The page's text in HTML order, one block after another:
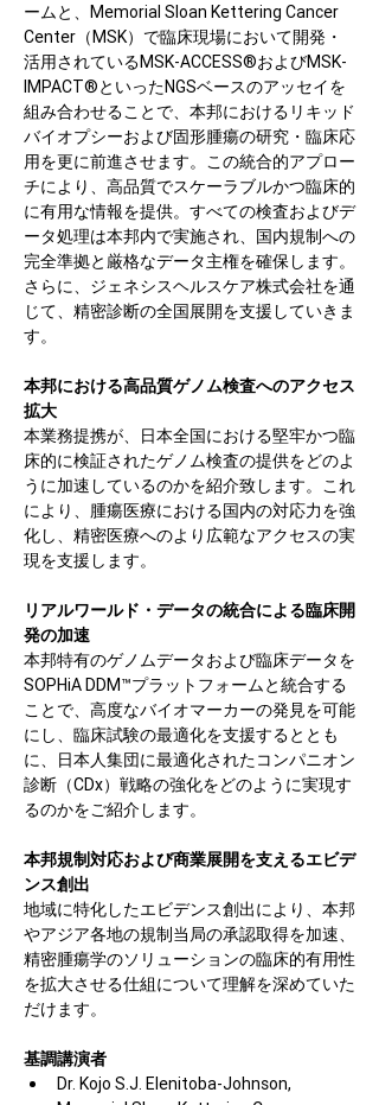
ームと、Memorial Sloan Kettering Cancer
Center（MSK）で臨床現場において開発・
活用されているMSK-ACCESS®およびMSK-
IMPACT®といったNGSベースのアッセイを
組み合わせることで、本邦におけるリキッド
バイオプシーおよび固形腫瘍の研究・臨床応
用を更に前進させます。この統合的アプロー
チにより、高品質でスケーラブルかつ臨床的
に有用な情報を提供。すべての検査およびデ
ータ処理は本邦内で実施され、国内規制への
完全準拠と厳格なデータ主権を確保します。
さらに、ジェネシスヘルスケア株式会社を通
じて、精密診断の全国展開を支援していきま
す。
本邦における高品質ゲノム検査へのアクセス
拡大
本業務提携が、日本全国における堅牢かつ臨
床的に検証されたゲノム検査の提供をどのよ
うに加速しているのかを紹介致します。これ
により、腫瘍医療における国内の対応力を強
化し、精密医療へのより広範なアクセスの実
現を支援します。
リアルワールド・データの統合による臨床開
発の加速
本邦特有のゲノムデータおよび臨床データを
SOPHiA DDM™プラットフォームと統合する
ことで、高度なバイオマーカーの発見を可能
にし、臨床試験の最適化を支援するととも
に、日本人集団に最適化されたコンパニオン
診断（CDx）戦略の強化をどのように実現す
るのかをご紹介します。
本邦規制対応および商業展開を支えるエビデ
ンス創出
地域に特化したエビデンス創出により、本邦
やアジア各地の規制当局の承認取得を加速、
精密腫瘍学のソリューションの臨床的有用性
を拡大させる仕組について理解を深めていた
だけます。
基調講演者
Dr. Kojo S.J. Elenitoba-Johnson,